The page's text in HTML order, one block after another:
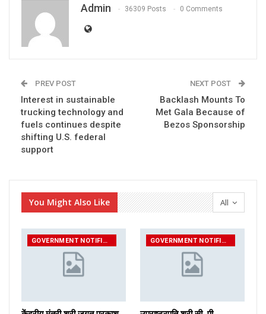
Admin 36309 Posts 0 Comments
PREV POST
Interest in sustainable
trucking technology and
fuels continues despite
shifting U.S. federal
support
NEXT POST
Backlash Mounts To
Met Gala Because of
Bezos Sponsorship
All
You Might Also Like
GOVERNMENT NOTIFICATIONS GOVERNMENT NOTIFICATIONS